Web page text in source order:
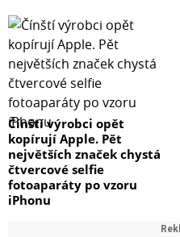
Čínští výrobci opět
kopírují Apple. Pět
největších značek chystá
čtvercové selfie
fotoaparáty po vzoru
iPhonu